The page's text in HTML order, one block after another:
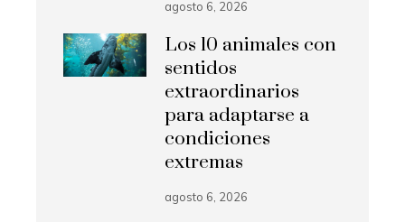
agosto 6, 2026
Los 10 animales con
sentidos
extraordinarios
para adaptarse a
condiciones
extremas
agosto 6, 2026